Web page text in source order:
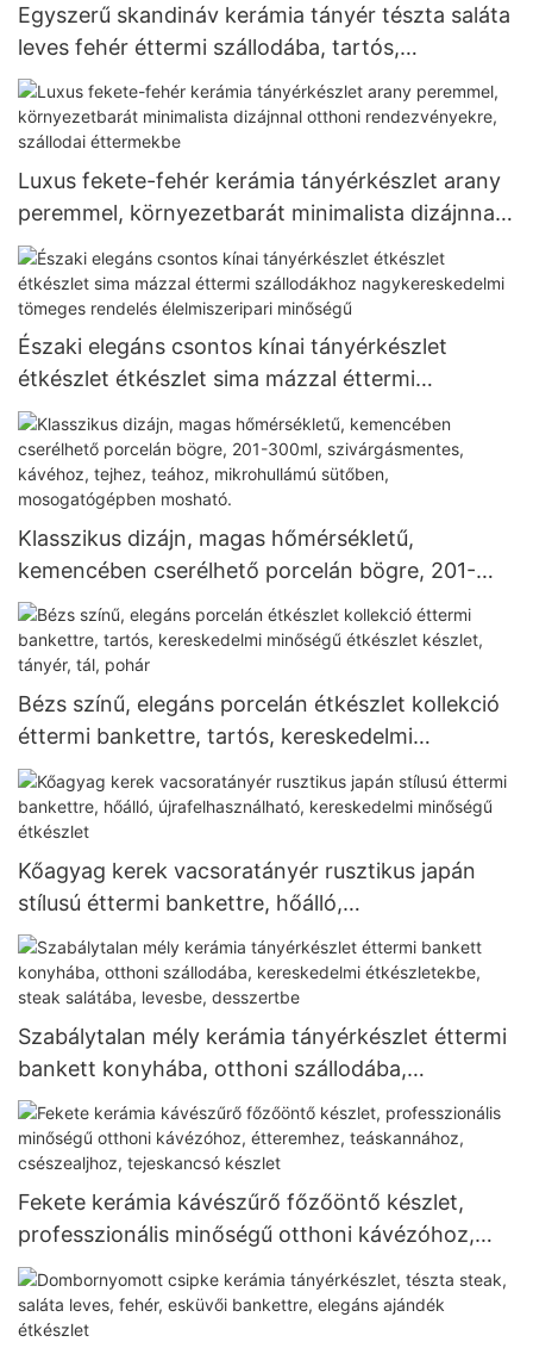
Egyszerű skandináv kerámia tányér tészta saláta
leves fehér éttermi szállodába, tartós,
kereskedelmi minőségű mosogatógép étkészlet
Luxus fekete-fehér kerámia tányérkészlet arany
peremmel, környezetbarát minimalista dizájnnal
otthoni rendezvényekre, szállodai éttermekbe
Északi elegáns csontos kínai tányérkészlet
étkészlet étkészlet sima mázzal éttermi
szállodákhoz nagykereskedelmi tömeges
rendelés élelmiszeripari minőségű
Klasszikus dizájn, magas hőmérsékletű,
kemencében cserélhető porcelán bögre, 201-
300ml, szivárgásmentes, kávéhoz, tejhez,
teához, mikrohullámú sütőben, mosogatógépben
mosható.
Bézs színű, elegáns porcelán étkészlet kollekció
éttermi bankettre, tartós, kereskedelmi
minőségű étkészlet készlet, tányér, tál, pohár
Kőagyag kerek vacsoratányér rusztikus japán
stílusú éttermi bankettre, hőálló,
újrafelhasználható, kereskedelmi minőségű
étkészlet
Szabálytalan mély kerámia tányérkészlet éttermi
bankett konyhába, otthoni szállodába,
kereskedelmi étkészletekbe, steak salátába,
levesbe, desszertbe
Fekete kerámia kávészűrő főzőöntő készlet,
professzionális minőségű otthoni kávézóhoz,
étteremhez, teáskannához, csészealjhoz,
tejeskancsó készlet